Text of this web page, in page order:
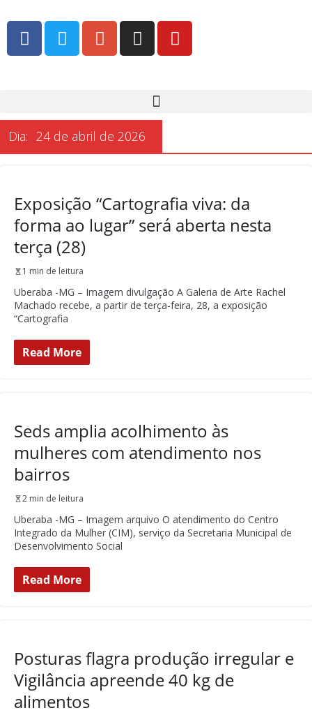
Dia: 24 de abril de 2026
Exposição “Cartografia viva: da
forma ao lugar” será aberta nesta
terça (28)
1 min de leitura
Uberaba -MG – Imagem divulgação A Galeria de Arte Rachel
Machado recebe, a partir de terça-feira, 28, a exposição
“Cartografia
Read More
Seds amplia acolhimento às
mulheres com atendimento nos
bairros
2 min de leitura
Uberaba -MG – Imagem arquivo O atendimento do Centro
Integrado da Mulher (CIM), serviço da Secretaria Municipal de
Desenvolvimento Social
Read More
Posturas flagra produção irregular e
Vigilância apreende 40 kg de
alimentos